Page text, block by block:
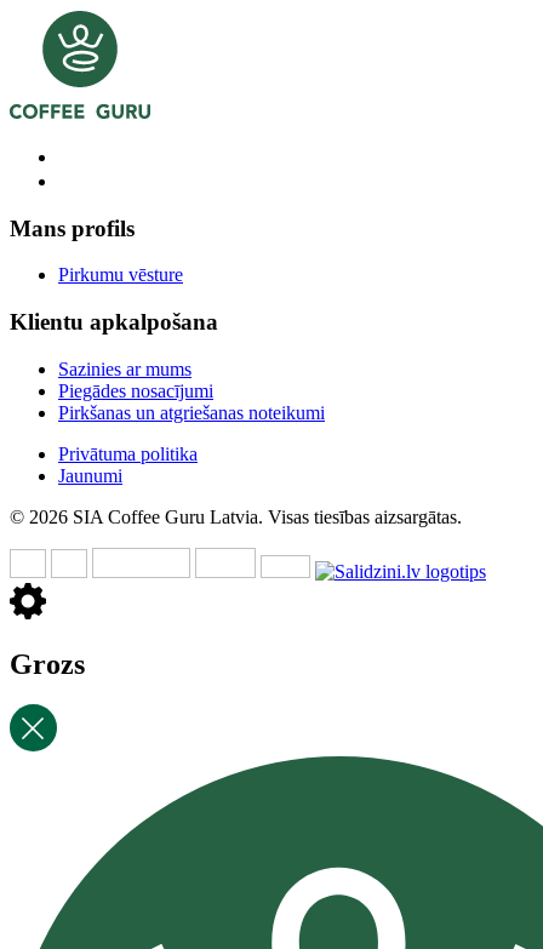
Mans profils
Pirkumu vēsture
Klientu apkalpošana
Sazinies ar mums
Piegādes nosacījumi
Pirkšanas un atgriešanas noteikumi
Privātuma politika
Jaunumi
© 2026 SIA Coffee Guru Latvia. Visas tiesības aizsargātas.
Grozs